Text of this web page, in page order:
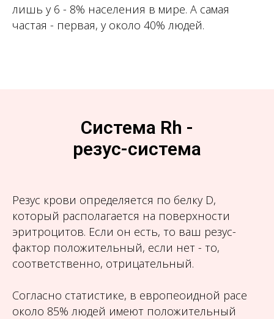
лишь у 6 - 8% населения в мире. А самая
частая - первая, у около 40% людей.
Система Rh -
резус-система
Резус крови определяется по белку D,
который располагается на поверхности
эритроцитов. Если он есть, то ваш резус-
фактор положительный, если нет - то,
соответственно, отрицательный.
Согласно статистике, в европеоидной расе
около 85% людей имеют положительный